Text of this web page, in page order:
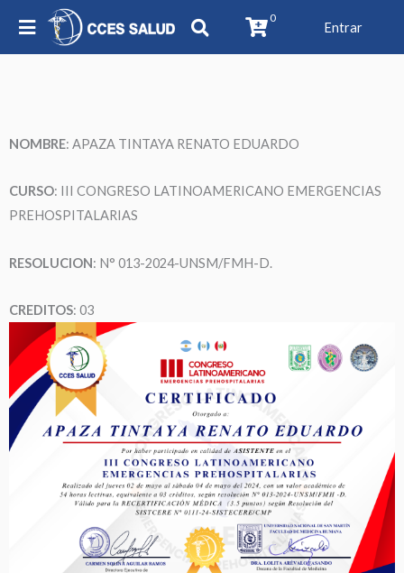
0
Entrar
NOMBRE: APAZA TINTAYA RENATO EDUARDO
CURSO: III CONGRESO LATINOAMERICANO EMERGENCIAS
PREHOSPITALARIAS
RESOLUCION: N° 013-2024-UNSM/FMH-D.
CREDITOS: 03